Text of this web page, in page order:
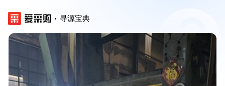
寻源宝典